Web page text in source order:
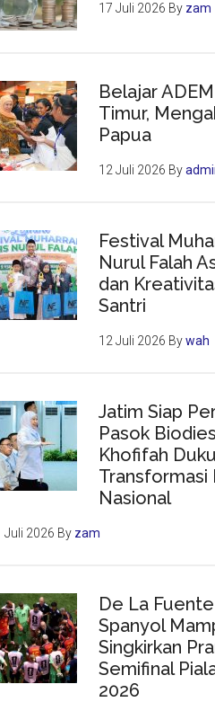
17 Juli 2026 By zam
Belajar
Timur,
Papua
12 Juli 2026 By
Festival
Nurul Falah
dan
Santri
12 Juli 2026 Bywah
Jatim Siap
Pasok
Khofifah
Transformasi
Nasional
Juli 2026 By zam
De La
Spanyol
Singkirkan
Semifinal
2026